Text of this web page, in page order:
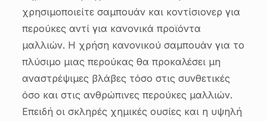
χρησιμοποιείτε σαμπουάν και κοντίσιονερ για
περούκες αντί για κανονικά προϊόντα
μαλλιών. Η χρήση κανονικού σαμπουάν για το
πλύσιμο μιας περούκας θα προκαλέσει μη
αναστρέψιμες βλάβες τόσο στις συνθετικές
όσο και στις ανθρώπινες περούκες μαλλιών.
Επειδή οι σκληρές χημικές ουσίες και η υψηλή